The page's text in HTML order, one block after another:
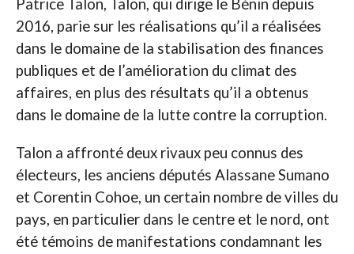
Patrice Talon, Talon, qui dirige le Bénin depuis
2016, parie sur les réalisations qu’il a réalisées
dans le domaine de la stabilisation des finances
publiques et de l’amélioration du climat des
affaires, en plus des résultats qu’il a obtenus
dans le domaine de la lutte contre la corruption.
Talon a affronté deux rivaux peu connus des
électeurs, les anciens députés Alassane Sumano
et Corentin Cohoe, un certain nombre de villes du
pays, en particulier dans le centre et le nord, ont
été témoins de manifestations condamnant les